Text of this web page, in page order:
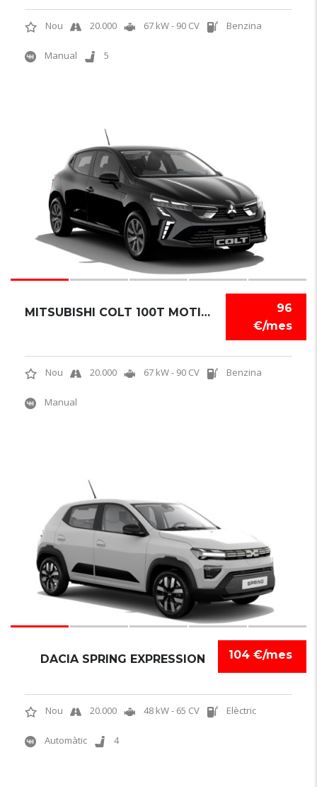
Nou 20.000 67 kW - 90 CV Benzina
Manual 5
96
€/mes
MITSUBISHI COLT 100T MOTION
Nou 20.000 67 kW - 90 CV Benzina
Manual
104 €/mes
DACIA SPRING EXPRESSION
Nou 20.000 48 kW - 65 CV Elèctric
Automàtic 4